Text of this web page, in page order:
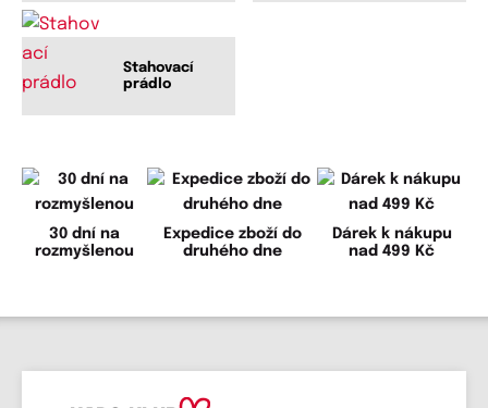
Stahovací
prádlo
30 dní na
rozmyšlenou
Expedice zboží do
druhého dne
Dárek k nákupu
nad 499 Kč